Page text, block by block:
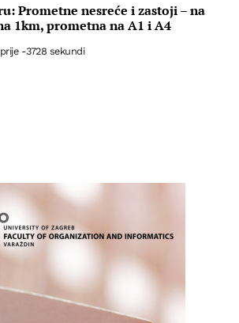
Prometne nesreće i zastoji – na
1km, prometna na A1 i A4
prije -3728 sekundi